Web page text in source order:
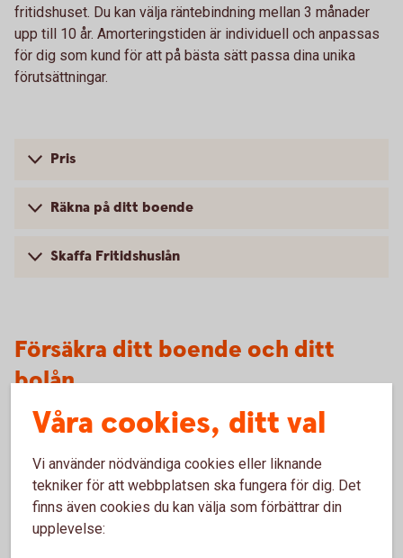
fritidshuset. Du kan välja räntebindning mellan 3 månader
upp till 10 år. Amorteringstiden är individuell och anpassas
för dig som kund för att på bästa sätt passa dina unika
förutsättningar.
Pris
Räkna på ditt boende
Skaffa Fritidshuslån
Försäkra ditt boende och ditt
bolån
Fritidshusförsäkring
Trygghetsförsäkringar
Våra cookies, ditt val
Vi använder nödvändiga cookies eller liknande
tekniker för att webbplatsen ska fungera för dig. Det
finns även cookies du kan välja som förbättrar din
upplevelse: